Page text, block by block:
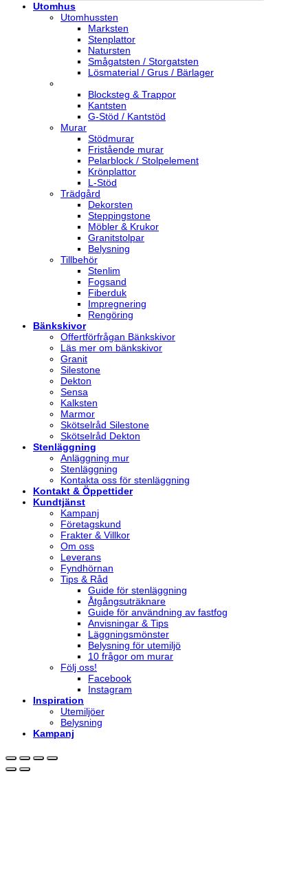
Utomhus
Utomhussten
Marksten
Stenplattor
Natursten
Smågatsten / Storgatsten
Lösmaterial / Grus / Bärlager
Blocksteg & Trappor
Kantsten
G-Stöd / Kantstöd
Murar
Stödmurar
Fristående murar
Pelarblock / Stolpelement
Krönplattor
L-Stöd
Trädgård
Dekorsten
Steppingstone
Möbler & Krukor
Granitstolpar
Belysning
Tillbehör
Stenlim
Fogsand
Fiberduk
Impregnering
Rengöring
Bänkskivor
Offertförfrågan Bänkskivor
Läs mer om bänkskivor
Granit
Silestone
Dekton
Sensa
Kalksten
Marmor
Skötselråd Silestone
Skötselråd Dekton
Stenläggning
Anläggning mur
Stenläggning
Kontakta oss för stenläggning
Kontakt & Öppettider
Kundtjänst
Kampanj
Företagskund
Frakter & Villkor
Om oss
Leverans
Fyndhörnan
Tips & Råd
Guide för stenläggning
Åtgångsuträknare
Guide för användning av fastfog
Anvisningar & Tips
Läggningsmönster
Belysning för utemiljö
10 frågor om murar
Följ oss!
Facebook
Instagram
Inspiration
Utemiljöer
Belysning
Kampanj